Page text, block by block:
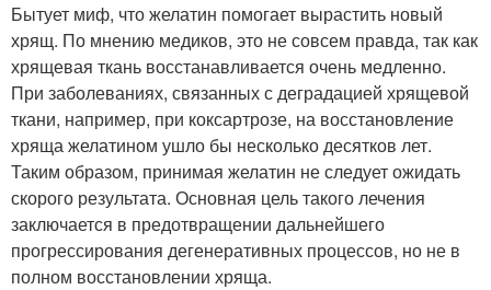
Бытует миф, что желатин помогает вырастить новый
хрящ. По мнению медиков, это не совсем правда, так как
хрящевая ткань восстанавливается очень медленно.
При заболеваниях, связанных с деградацией хрящевой
ткани, например, при коксартрозе, на восстановление
хряща желатином ушло бы несколько десятков лет.
Таким образом, принимая желатин не следует ожидать
скорого результата. Основная цель такого лечения
заключается в предотвращении дальнейшего
прогрессирования дегенеративных процессов, но не в
полном восстановлении хряща.